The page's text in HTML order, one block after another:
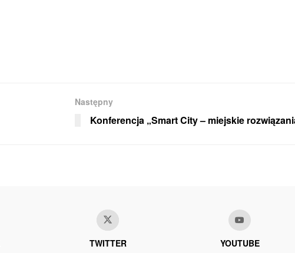
Następny
Konferencja „Smart City – miejskie
TWITTER YOUTUBE